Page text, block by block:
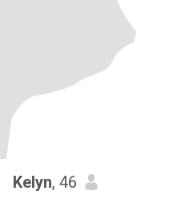
Kelyn, 46